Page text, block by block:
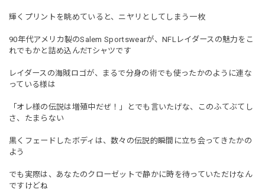
輝くプリントを眺めていると、ニヤリとしてしまう一枚
90年代アメリカ製のSalem Sportswearが、NFLレイダースの魅力をこ
れでもかと詰め込んだTシャツです
レイダースの海賊ロゴが、まるで分身の術でも使ったかのように連な
っている様は
「オレ様の伝説は増殖中だぜ！」とでも言いたげな、このふてぶてし
さ、たまらない
黒くフェードしたボディは、数々の伝説的瞬間に立ち会ってきたかの
よう
でも実際は、あなたのクローゼットで静かに時を待っていただけなん
ですけどね